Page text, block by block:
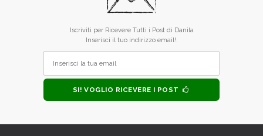
Iscriviti per Ricevere Tutti i Post di Danila
Inserisci il tuo indirizzo email!.
SI! VOGLIO RICEVERE I POST